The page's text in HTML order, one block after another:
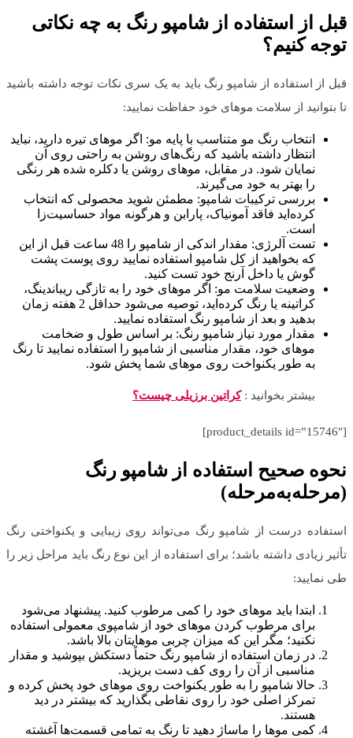
قبل از استفاده از شامپو رنگ به چه نکاتی
توجه کنیم؟
قبل از استفاده از شامپو رنگ باید به یک سری نکات توجه داشته باشید
تا بتوانید از سلامت موهای خود حفاظت نمایید:
انتخاب رنگ مو متناسب با پایه مو: اگر موهای تیره دارید، نباید
انتظار داشته باشید که رنگ‌های روشن به راحتی روی آن
نمایان شود. در مقابل، موهای روشن یا دکلره شده هر رنگی
را بهتر به خود می‌گیرند.
بررسی ترکیبات شامپو: مطمئن شوید محصولی که انتخاب
کرده‌اید فاقد آمونیاک، پارابن و هرگونه مواد حساسیت‌زا
است.
تست آلرژی: مقدار اندکی از شامپو را 48 ساعت قبل از این
که بخواهید از کل شامپو استفاده نمایید روی پوست پشت
گوش یا داخل آرنج خود تست کنید.
وضعیت سلامت مو: اگر موهای خود را به تازگی ریباندینگ،
کراتینه یا رنگ کرده‌اید، توصیه می‌شود حداقل 2 هفته زمان
بدهید و بعد از شامپو رنگ استفاده نمایید.
مقدار مورد نیاز شامپو رنگ: بر اساس طول و ضخامت
موهای خود، مقدار مناسبی از شامپو را استفاده نمایید تا رنگ
به طور یکنواخت روی موهای شما پخش شود.
بیشتر بخوانید :کراتین برزیلی چیست؟
[product_details id=”15746″]
نحوه صحیح استفاده از شامپو رنگ
(مرحله‌به‌مرحله)
استفاده درست از شامپو رنگ می‌تواند روی زیبایی و یکنواختی رنگ
تأثیر زیادی داشته باشد؛ برای استفاده از این نوع رنگ باید مراحل زیر را
طی نمایید:
ابتدا باید موهای خود را کمی مرطوب کنید. پیشنهاد می‌شود
برای مرطوب کردن موهای خود از شامپوی معمولی استفاده
نکنید؛ مگر این که میزان چربی موهایتان بالا باشد.
در زمان استفاده از شامپو رنگ حتماً دستکش بپوشید و مقدار
مناسبی از آن را روی کف دست بریزید.
حالا شامپو را به طور یکنواخت روی موهای خود پخش کرده و
تمرکز اصلی خود را روی نقاطی بگذارید که بیشتر در دید
هستند.
کمی موها را ماساژ دهید تا رنگ به تمامی قسمت‌ها آغشته